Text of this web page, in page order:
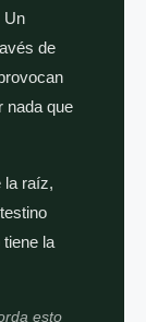
Un
de
nada que
la raíz,
la
esto